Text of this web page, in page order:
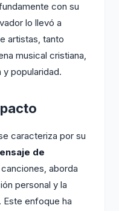
con su
lo llevó a
artistas, tanto
musical cristiana,
y popularidad.
caracteriza por su
de
aborda
personal y la
Este enfoque ha